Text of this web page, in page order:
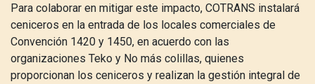
Para colaborar en mitigar este impacto, COTRANS instalará
ceniceros en la entrada de los locales comerciales de
Convención 1420 y 1450, en acuerdo con las
organizaciones Teko y No más colillas, quienes
proporcionan los ceniceros y realizan la gestión integral de